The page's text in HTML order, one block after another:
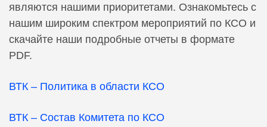
являются нашими приоритетами. Ознакомьтесь с
нашим широким спектром мероприятий по КСО и
скачайте наши подробные отчеты в формате
PDF.
ВТК – Политика в области КСО
ВТК – Состав Комитета по КСО